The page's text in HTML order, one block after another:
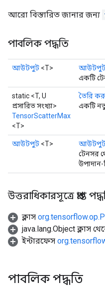
আরো বিস্তারিত জানার জন্য
পাবলিক পদ্ধতি
আউটপুট <T> আউটপুট
একটি
static <T, U
প্রসারিত সংখ্যা>
TensorScatterMax
<T>
তৈরি
একটি
আউটপুট <T>
টেনসর
উপাদান-
উত্তরাধিকারসূত্রে প্রাপ্ত
ক্লাস
java.lang.Object ক্লাস
ইন্টারফেস
পাবলিক পদ্ধতি